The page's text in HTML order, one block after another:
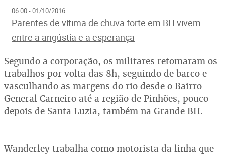
06:00 - 01/10/2016
Parentes de vítima de chuva forte em BH vivem
entre a angústia e a esperança
Segundo a corporação, os militares retomaram os
trabalhos por volta das 8h, seguindo de barco e
vasculhando as margens do rio desde o Bairro
General Carneiro até a região de Pinhões, pouco
depois de Santa Luzia, também na Grande BH.
Wanderley trabalha como motorista da linha que